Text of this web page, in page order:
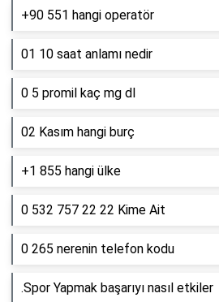
+90 551 hangi operatör
01 10 saat anlamı nedir
0 5 promil kaç mg dl
02 Kasım hangi burç
+1 855 hangi ülke
0 532 757 22 22 Kime Ait
0 265 nerenin telefon kodu
.Spor Yapmak başarıyı nasıl etkiler